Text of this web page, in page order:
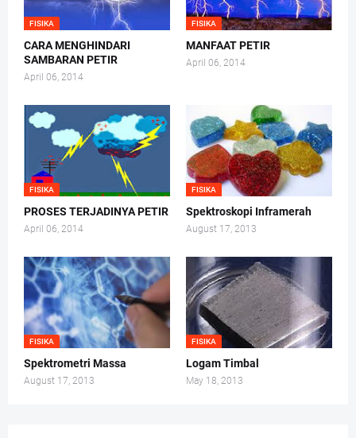
FISIKA
CARA MENGHINDARI
SAMBARAN PETIR
April 06, 2014
FISIKA
MANFAAT PETIR
April 06, 2014
FISIKA
PROSES TERJADINYA PETIR
April 06, 2014
FISIKA
Spektroskopi Inframerah
August 17, 2013
FISIKA
Spektrometri Massa
August 17, 2013
FISIKA
Logam Timbal
May 18, 2013